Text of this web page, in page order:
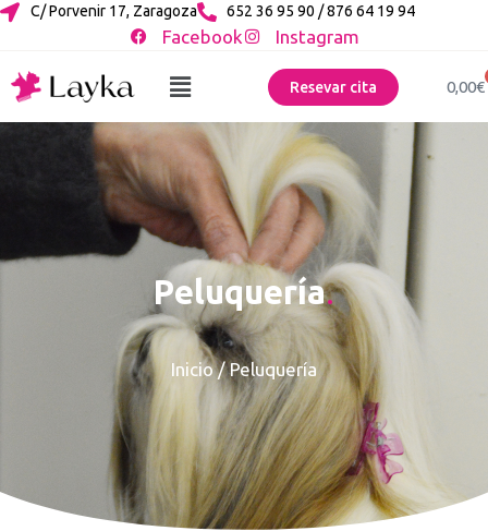
C/ Porvenir 17, Zaragoza 652 36 95 90 / 876 64 19 94
Facebook Instagram
Resevar cita 0,00€
Peluquería.
Inicio/ Peluquería